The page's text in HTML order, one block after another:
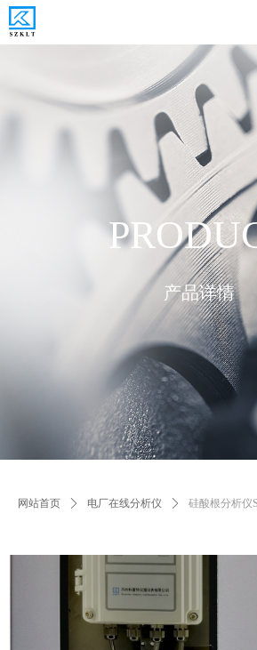
网站首页 ꄲ 电厂在线分析仪 ꄲ 硅酸根分析仪
Control Render
ControlType:productSlideBind Error:未将对象引用设
产品详情